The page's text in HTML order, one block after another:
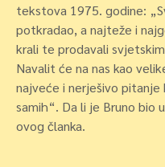
tekstova 1975. godine: „
potkradao, a najteže i
krali te prodavali
Navalit će na nas kao
najveće i nerješivo pitanje
samih“. Da li je Bruno bio
ovog članka.